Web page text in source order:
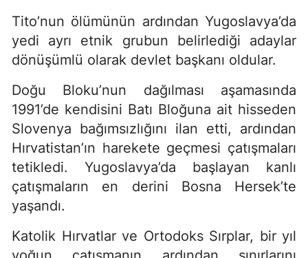
Tito’nun ölümünün ardından Yugoslavya’da
yedi ayrı etnik grubun belirlediği adaylar
dönüşümlü olarak devlet başkanı oldular.
Doğu Bloku’nun dağılması aşamasında
1991’de kendisini Batı Bloğuna ait hisseden
Slovenya bağımsızlığını ilan etti, ardından
Hırvatistan’ın harekete geçmesi çatışmaları
tetikledi. Yugoslavya’da başlayan kanlı
çatışmaların en derini Bosna Hersek’te
yaşandı.
Katolik Hırvatlar ve Ortodoks Sırplar, bir yıl